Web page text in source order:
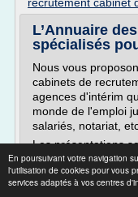
En poursuivant votre navigation
l'utilisation de cookies pour vous
services adaptés à vos centres
L’Annuaire
spécialisés
Nous vous
cabinets de
agences d'intérim
monde de l'emploi
salariés, notariat,
Les présentations
(Mise à jour
Candidats et